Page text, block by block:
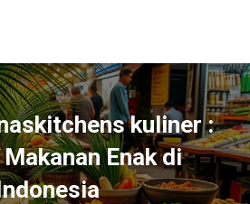
kuliner :
Enak di